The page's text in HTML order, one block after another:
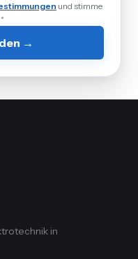
und stimme
→
in